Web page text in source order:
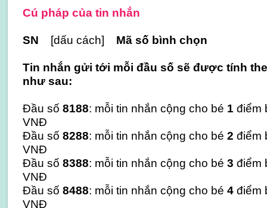
Cú pháp của tin nhắn
SN [dấu cách] Mã số bình chọn
Tin nhắn gửi tới mỗi đầu số sẽ được tính
như sau:
Đầu số 8188: mỗi tin nhắn cộng cho bé 1 điểm
VNĐ
Đầu số 8288: mỗi tin nhắn cộng cho bé 2 điểm
VNĐ
Đầu số 8388: mỗi tin nhắn cộng cho bé 3 điểm
VNĐ
Đầu số 8488: mỗi tin nhắn cộng cho bé 4điểm
VNĐ